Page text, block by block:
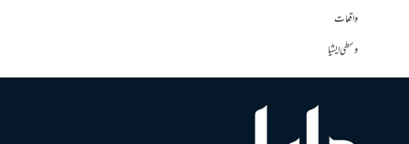
واقعات
وسطی ایشیا